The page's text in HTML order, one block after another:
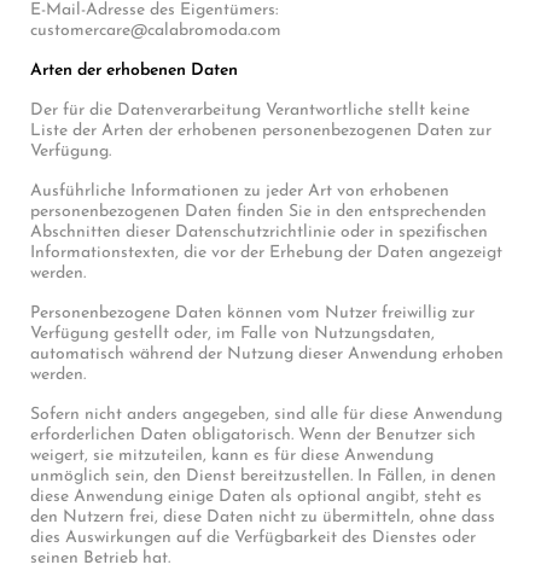
E-Mail-Adresse des Eigentümers:
customercare@calabromoda.com
Arten der erhobenen Daten
Der für die Datenverarbeitung Verantwortliche stellt keine
Liste der Arten der erhobenen personenbezogenen Daten zur
Verfügung.
Ausführliche Informationen zu jeder Art von erhobenen
personenbezogenen Daten finden Sie in den entsprechenden
Abschnitten dieser Datenschutzrichtlinie oder in spezifischen
Informationstexten, die vor der Erhebung der Daten angezeigt
werden.
Personenbezogene Daten können vom Nutzer freiwillig zur
Verfügung gestellt oder, im Falle von Nutzungsdaten,
automatisch während der Nutzung dieser Anwendung erhoben
werden.
Sofern nicht anders angegeben, sind alle für diese Anwendung
erforderlichen Daten obligatorisch. Wenn der Benutzer sich
weigert, sie mitzuteilen, kann es für diese Anwendung
unmöglich sein, den Dienst bereitzustellen. In Fällen, in denen
diese Anwendung einige Daten als optional angibt, steht es
den Nutzern frei, diese Daten nicht zu übermitteln, ohne dass
dies Auswirkungen auf die Verfügbarkeit des Dienstes oder
seinen Betrieb hat.